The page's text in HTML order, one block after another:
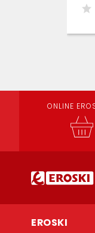
ONLINE
EROSKI